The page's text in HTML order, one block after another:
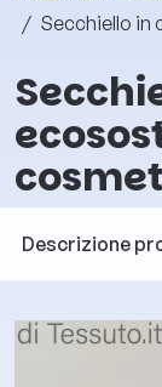
Secchiello in cotone
Descrizione